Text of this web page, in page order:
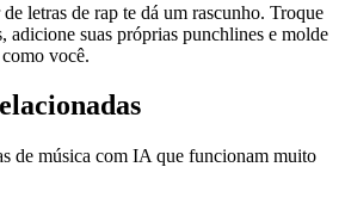
letras de rap te dá um rascunho. Troque
adicione suas próprias punchlines e molde
você.
de música com IA que funcionam muito